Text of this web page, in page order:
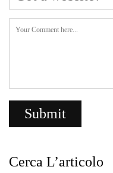
Cerca L’articolo